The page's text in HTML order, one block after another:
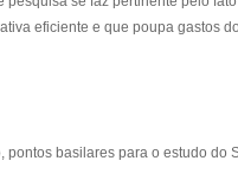
eficiente e que poupa gastos
pontos basilares para o estudo do